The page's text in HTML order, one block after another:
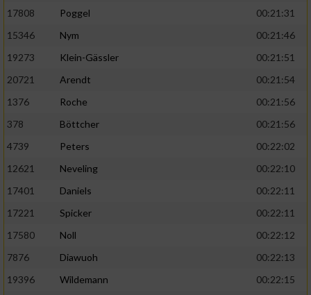
17808
Poggel
00:21:31
15346
Nym
00:21:46
19273
Klein-Gässler
00:21:51
20721
Arendt
00:21:54
1376
Roche
00:21:56
378
Böttcher
00:21:56
4739
Peters
00:22:02
12621
Neveling
00:22:10
17401
Daniels
00:22:11
17221
Spicker
00:22:11
17580
Noll
00:22:12
7876
Diawuoh
00:22:13
19396
Wildemann
00:22:15